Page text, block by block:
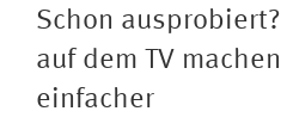
AM
Schon
auf dem TV
einfacher